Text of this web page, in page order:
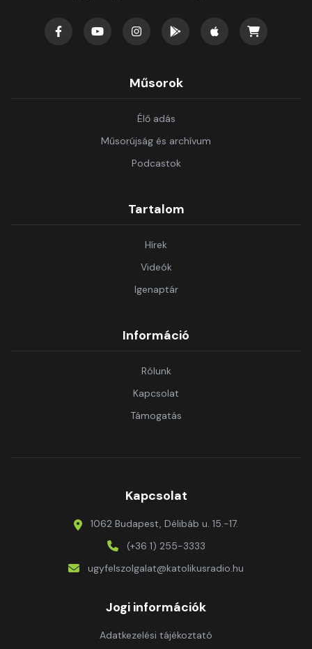
Műsorok
Élő adás
Műsorújság és archívum
Podcastok
Tartalom
Hírek
Videók
Igenaptár
Információ
Rólunk
Kapcsolat
Támogatás
Kapcsolat
1062 Budapest, Délibáb u. 15.-17.
(+36 1) 255-3333
ugyfelszolgalat@katolikusradio.hu
Jogi információk
Adatkezelési tájékoztató